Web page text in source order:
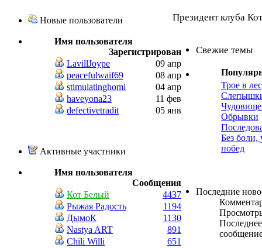
Новые пользователи
Имя пользователя
Зарегистрирован
LavillJoype
09 апр
peacefulwaif69
08 апр
stimulatinghomi
04 апр
haveyona23
11 фев
defectivetradit
05 янв
Активные участники
Имя пользователя
Сообщения
Кот Белый
4437
Рыжая Радость
1194
ДымоК
1130
Nastya ART
891
Chili Willi
651
Президент клуба
Свежие темы
Трое в
Обрывки
Без боли,
побед
Последние
Последнее